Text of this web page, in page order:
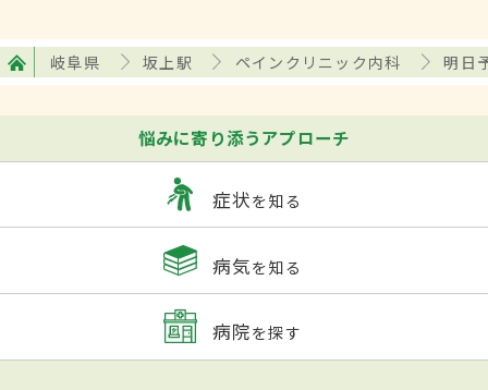
岐阜県 坂上駅 ペインクリニック内科 明日
悩みに寄り添うアプローチ
症状を知る
病気を知る
病院を探す